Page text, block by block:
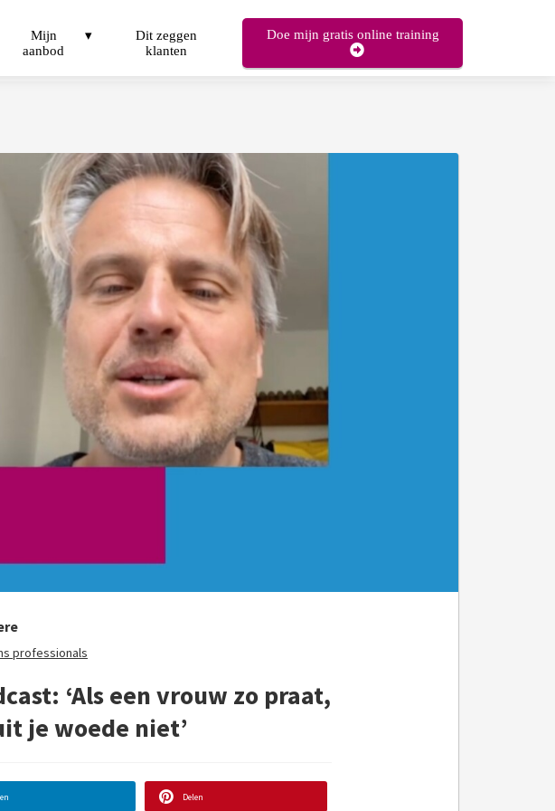
Mijn
aanbod
Dit zeggen
klanten
Doe mijn gratis online training
professionals
‘Als een vrouw zo praat,
je woede niet’
Delen